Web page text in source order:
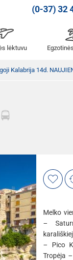
(0-37) 32
lėktuvu
Kalabrija 14d.
Melko
–
– Pico
Tropėja